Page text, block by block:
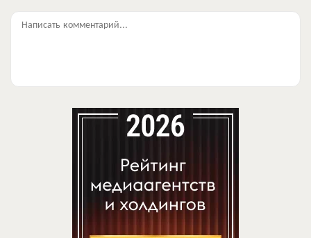
Написать комментарий...